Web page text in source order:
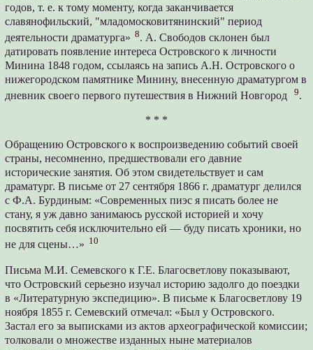
годов, т. е. к тому моменту, когда заканчивается
славянофильский, "младомосковитянинский" период
деятельности драматурга» 8. А. Свободов склонен был
датировать появление интереса Островского к личности
Минина 1848 годом, ссылаясь на запись А.Н. Островского о
нижегородском памятнике Минину, внесенную драматургом в
дневник своего первого путешествия в Нижний Новгород
9.
* * *
Обращению Островского к воспроизведению событий своей
страны, несомненно, предшествовали его давние
исторические занятия. Об этом свидетельствует и сам
драматург. В письме от 27 сентября 1866 г. драматург делился
с Ф.А. Бурдиным: «Современных пиэс я писать более не
стану, я уж давно занимаюсь русской историей и хочу
посвятить себя исключительно ей — буду писать хроники, но
не для сцены…» 10
Письма М.И. Семевского к Г.Е. Благосветлову показывают,
что Островский серьезно изучал историю задолго до поездки
в «Литературную экспедицию». В письме к Благосветлову 19
ноября 1855 г. Семевский отмечал: «Был у Островского.
Застал его за выписками из актов археографической комиссии;
толковали о множестве изданных ныне материалов